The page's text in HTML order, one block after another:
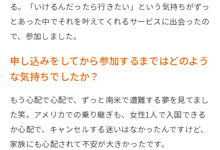
る。「いけるんだったら行きたい」という気持ちがずっ
とあった中でそれを叶えてくれるサービスに出会ったの
で、参加しました。
申し込みをしてから参加するまではどのよう
な気持ちでしたか？
もう心配で心配で、ずっと南米で遭難する夢を見てまし
た笑。アメリカでの乗り継ぎも、女性1人で入国できる
か心配で、キャンセルする迷いはなかったんですけど、
家族にも心配されて不安が大きかったです。